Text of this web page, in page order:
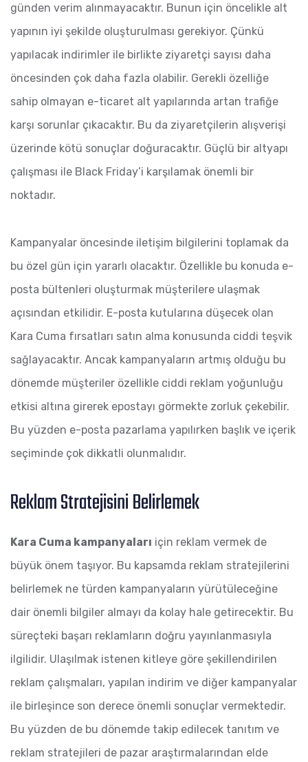
günden verim alınmayacaktır. Bunun için öncelikle alt
yapının iyi şekilde oluşturulması gerekiyor. Çünkü
yapılacak indirimler ile birlikte ziyaretçi sayısı daha
öncesinden çok daha fazla olabilir. Gerekli özelliğe
sahip olmayan e-ticaret alt yapılarında artan trafiğe
karşı sorunlar çıkacaktır. Bu da ziyaretçilerin alışverişi
üzerinde kötü sonuçlar doğuracaktır. Güçlü bir altyapı
çalışması ile Black Friday’i karşılamak önemli bir
noktadır.
Kampanyalar öncesinde iletişim bilgilerini toplamak da
bu özel gün için yararlı olacaktır. Özellikle bu konuda e-
posta bültenleri oluşturmak müşterilere ulaşmak
açısından etkilidir. E-posta kutularına düşecek olan
Kara Cuma fırsatları satın alma konusunda ciddi teşvik
sağlayacaktır. Ancak kampanyaların artmış olduğu bu
dönemde müşteriler özellikle ciddi reklam yoğunluğu
etkisi altına girerek epostayı görmekte zorluk çekebilir.
Bu yüzden e-posta pazarlama yapılırken başlık ve içerik
seçiminde çok dikkatli olunmalıdır.
Reklam Stratejisini Belirlemek
Kara Cuma kampanyaları için reklam vermek de
büyük önem taşıyor. Bu kapsamda reklam stratejilerini
belirlemek ne türden kampanyaların yürütüleceğine
dair önemli bilgiler almayı da kolay hale getirecektir. Bu
süreçteki başarı reklamların doğru yayınlanmasıyla
ilgilidir. Ulaşılmak istenen kitleye göre şekillendirilen
reklam çalışmaları, yapılan indirim ve diğer kampanyalar
ile birleşince son derece önemli sonuçlar vermektedir.
Bu yüzden de bu dönemde takip edilecek tanıtım ve
reklam stratejileri de pazar araştırmalarından elde